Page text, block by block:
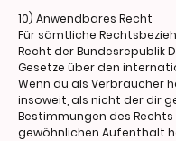
10) Anwendbares Recht
Für sämtliche
Recht der Bundesrepublik
Gesetze über den
Wenn du als Verbraucher
insoweit, als nicht der dir
Bestimmungen des
gewöhnlichen Aufenthalt